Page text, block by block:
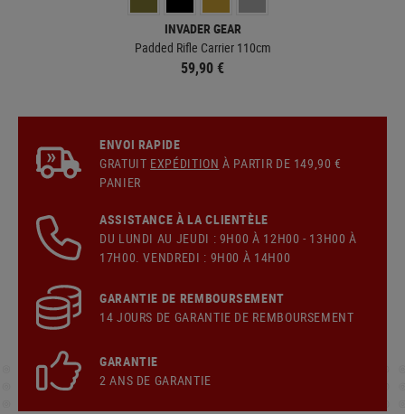
INVADER GEAR
Padded Rifle Carrier 110cm
59,90 €
ENVOI RAPIDE
GRATUIT EXPÉDITION À PARTIR DE 149,90 €
PANIER
ASSISTANCE À LA CLIENTÈLE
DU LUNDI AU JEUDI : 9H00 À 12H00 - 13H00 À
17H00. VENDREDI : 9H00 À 14H00
GARANTIE DE REMBOURSEMENT
14 JOURS DE GARANTIE DE REMBOURSEMENT
GARANTIE
2 ANS DE GARANTIE